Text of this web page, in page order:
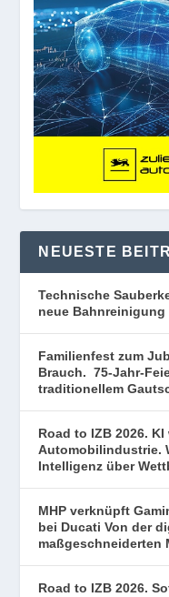
NEUESTE
Technische
neue Bahnreinigung
Familienfest zum
Brauch. 75-Jahr-
traditionellem
Road to IZB 2026.
Automobilindustrie.
Intelligenz über
MHP verknüpft
bei Ducati Von der
maßgeschneiderten
Road to IZB 2026.